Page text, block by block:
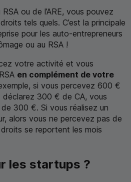
RSA ou de l’ARE, vous pouvez
tels quels. C’est la principale
pour les auto-entrepreneurs
ou au RSA !
votre activité et vous
RSA en complément de votre
si vous percevez 600 €
déclarez 300 € de CA, vous
300 €. Si vous réalisez un
alors vous ne percevez pas de
se reportent les mois
les startups ?